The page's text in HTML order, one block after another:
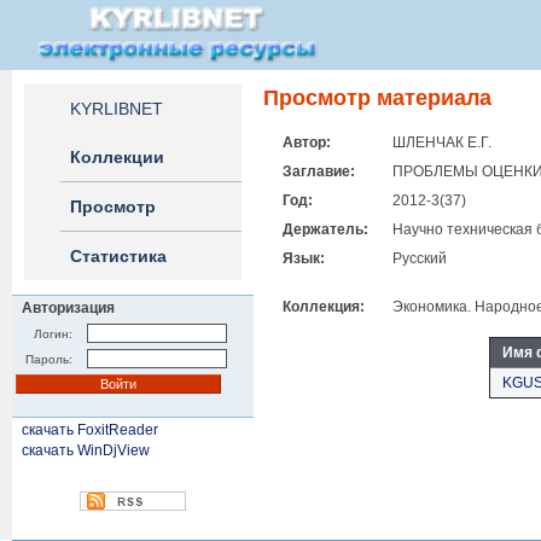
KYRLIBNET
Коллекции
Просмотр
Статистика
Авторизация
Логин:
Пароль:
скачать FoxitReader
скачать WinDjView
Просмотр материала
Автор:
ШЛЕНЧАК Е.Г.
Заглавие:
ПРОБЛЕМЫ
Год:
2012-3(37)
Держатель:
Научно техническая
Язык:
Русский
Коллекция: Экономика.
Имя